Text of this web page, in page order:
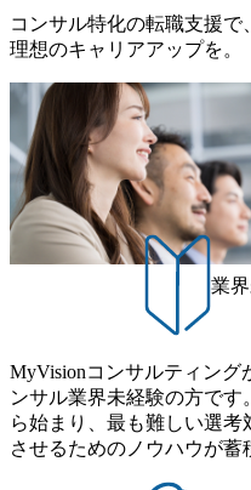
ミュニケーション能力をお持ちの方 ・最新
ーマや事例にキャッチア
向を把握し、クライアント
関わることができる方 ・スケジューリング(優先順位付け含
む)など、ビジネスベーシ
り、クライアントとのリレ
とをミッションとする。
る責任を担う。 ● 裁量権
長期といわれるフェーズ
ていく時期のため、メン
程を体感できます。 また
手役員の方へのセールス
件を取り、プロジェクト体
す。 ● 事業会社機能にも携
グ事業以外にもSaaSプロ
があるため、上記事業に
タントとしての経験を活
自社の業務改善ができま
4・アクセンチュアをはじ
ーム出身者が多く集まっ
広い年齢の方が活躍しています ● インダストリー
ーションで区切られていな
事業拠点をシンガポール
を上回る規模感)、営業利
っている、売上・従業員
を遂げていることから、
の技術者を抱えており、
て日本国内2番目にSAP認
数が多く、特にIT領域に強みを持つ グローバ
ンに自由に応募できる社内
ーケットプレイス」が存在
き留めを受けずに移動が可
名） 残業時間や有休取得
で、実行前後で離職率を
降の会議を原則禁止とし
展開、ハラスメント抑止
置など徹底的な仕組み化
5%、女性100%と全国平均
職率も21.8%（2023年12月
提供 2026年8月22日(土)
より変動 2026年8月7日(金)
(旧ITXO-IMS) ② TS&T(旧
来黒字を維持し、急成長
開し、高い安定性を持つ企
円を目指す日本にもなか
ら黒字経営。年間130%成長
vision-
527843-d227-4df8-b86c-
age.googleapis.com/our-
es/
200x666.webp 年間100億
事業を立ち上げているため
能 社内転職が活発であり
ことが可能 事業開発・運
ス」型の組織体。社内ス
体的かつ柔軟なキャリア形
165942_70f09968-1b27-
p ## 働き方／WLB／待遇
スがあり、 働き甲斐のあ
グ受賞歴多数 あえての未
コンサル特化の転職支援で、
理想のキャリアアップを。
業
MyVisionコンサルティング
ンサル業界未経験の方で
ら始まり、最も難しい選
させるためのノウハウが蓄